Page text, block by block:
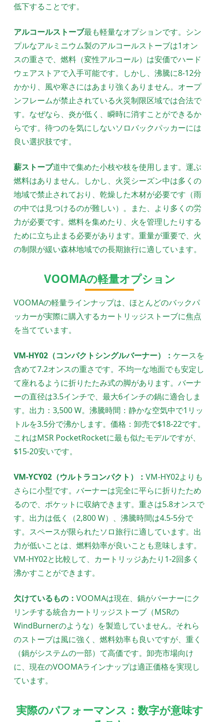
低下することです。
アルコールストーブ最も軽量なオプションです。シン
プルなアルミニウム製のアルコールストーブは1オン
スの重さで、燃料（変性アルコール）は安価でハード
ウェアストアで入手可能です。しかし、沸騰に8-12分
かかり、風や寒さにはあまり強くありません。オープ
ンフレームが禁止されている火災制限区域では合法で
す。なぜなら、炎が低く、瞬時に消すことができるか
らです。待つのを気にしないソロバックパッカーには
良い選択肢です。
薪ストーブ道中で集めた小枝や枝を使用します。運ぶ
燃料はありません。しかし、火災シーズン中は多くの
地域で禁止されており、乾燥した木材が必要です（雨
の中では見つけるのが難しい）。また、より多くの労
力が必要です。燃料を集めたり、火を管理したりする
ために立ち止まる必要があります。重量が重要で、火
の制限が緩い森林地域での長期旅行に適しています。
VOOMAの軽量オプション
VOOMAの軽量ラインナップは、ほとんどのバックパ
ッカーが実際に購入するカートリッジストーブに焦点
を当てています。
VM-HY02（コンパクトシングルバーナー）： ケースを
含めて7.2オンスの重さです。不均一な地面でも安定し
て座れるように折りたたみ式の脚があります。バーナ
ーの直径は3.5インチで、最大6インチの鍋に適合しま
す。出力：3,500 W。沸騰時間：静かな空気中で1リッ
トルを3.5分で沸かします。価格：卸売で$18-22です。
これはMSR PocketRocketに最も似たモデルですが、
$15-20安いです。
VM-YCY02（ウルトラコンパクト）： VM-HY02よりも
さらに小型です。バーナーは完全に平らに折りたため
るので、ポケットに収納できます。重さは5.8オンスで
す。出力は低く（2,800 W）、沸騰時間は4.5-5分で
す。スペースが限られたソロ旅行に適しています。出
力が低いことは、燃料効率が良いことも意味します。
VM-HY02と比較して、カートリッジあたり1-2回多く
沸かすことができます。
欠けているもの： VOOMAは現在、鍋がバーナーにク
リンチする統合カートリッジストーブ（MSRの
WindBurnerのような）を製造していません。それら
のストーブは風に強く、燃料効率も良いですが、重く
（鍋がシステムの一部）て高価です。卸売市場向け
に、現在のVOOMAラインナップは適正価格を実現し
ています。
実際のパフォーマンス：数字が意味す